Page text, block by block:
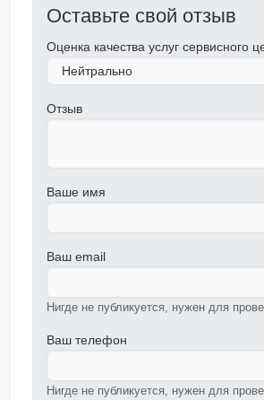
Оставьте свой отзыв
Оценка качества услуг сервисного
Отзыв
Ваше имя
Ваш email
Нигде не публикуется, нужен для
Ваш телефон
Нигде не публикуется, нужен для